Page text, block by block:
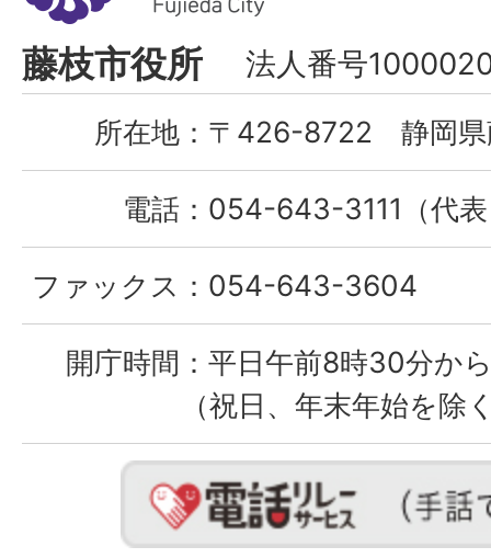
市
Fujieda
City
藤枝市役所 法人番号
所在地： 〒426-8722 静岡県
電話： 054-643-3111（代
ファックス： 054-643-3604
開庁時間： 平日午前8時30分か
（祝日、年末年始を除